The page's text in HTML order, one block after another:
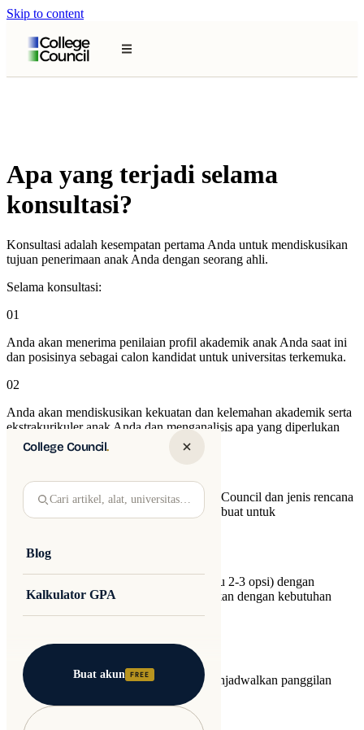
Skip to content
College Council.
Cari artikel, alat, universitas…
Blog
Kalkulator GPA
Buat akun FREE
Apa yang terjadi selama
konsultasi?
Konsultasi adalah kesempatan pertama Anda untuk mendiskusikan
tujuan penerimaan anak Anda dengan seorang ahli.
Selama konsultasi:
01
Anda akan menerima penilaian profil akademik anak Anda saat ini
dan posisinya sebagai calon kandidat untuk universitas terkemuka.
02
Anda akan mendiskusikan kekuatan dan kelemahan akademik serta
ekstrakurikuler anak Anda dan menganalisis apa yang diperlukan
untuk diterima di universitas impian.
Anda akan memahami cara kerja College Council dan jenis rencana
aksi yang dipersonalisasi yang akan kami buat untuk
Anda akan mengembangkan rencana (atau 2-3 opsi) dengan
berbagai pilihan dukungan yang disesuaikan dengan kebutuhan
Hubungi kami
Kami akan menghubungi Anda untuk menjadwalkan panggilan
perkenalan singkat.
Apakah Anda siswa atau orang tua/wali?